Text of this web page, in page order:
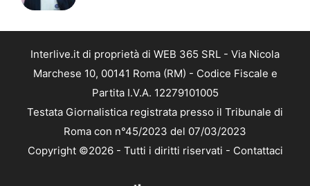
Interlive.it di proprietà di WEB 365 SRL - Via Nicola
Marchese 10, 00141 Roma (RM) - Codice Fiscale e
Partita I.V.A. 12279101005
Testata Giornalistica registrata presso il Tribunale di
Roma con n°45/2023 del 07/03/2023
Copyright ©2026 - Tutti i diritti riservati - Contattaci